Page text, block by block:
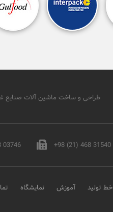
طراحی و ساخت ماشین آلات صنایع
03746 +98 (21) 468 31540
نمایشگاه آموزش خط تولید